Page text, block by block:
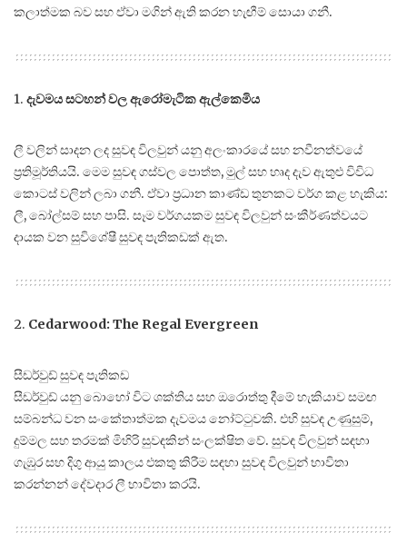
කලාත්මක බව සහ ඒවා මගින් ඇති කරන හැඟීම් සොයා ගනී.
1. දැවමය සටහන් වල ඇරෝමැටික ඇල්කෙමිය
ලී වලින් සාදන ලද සුවඳ විලවුන් යනු අලංකාරයේ සහ නවීනත්වයේ
ප්‍රතිමූර්තියයි. මෙම සුවඳ ගස්වල පොත්ත, මුල් සහ හෘද දැව ඇතුළු විවිධ
කොටස් වලින් ලබා ගනී. ඒවා ප්‍රධාන කාණ්ඩ තුනකට වර්ග කළ හැකිය:
ලී, බෝල්සම් සහ පාසි. සෑම වර්ගයකම සුවඳ විලවුන් සංකීර්ණත්වයට
දායක වන සුවිශේෂී සුවඳ පැතිකඩක් ඇත.
2. Cedarwood: The Regal Evergreen
සීඩර්වුඩ් සුවඳ පැතිකඩ
සීඩර්වුඩ් යනු බොහෝ විට ශක්තිය සහ ඔරොත්තු දීමේ හැකියාව සමඟ
සම්බන්ධ වන සංකේතාත්මක දැවමය නෝට්ටුවකි. එහි සුවඳ උණුසුම්,
දුම්මල සහ තරමක් මිහිරි සුවඳකින් සංලක්ෂිත වේ. සුවඳ විලවුන් සඳහා
ගැඹුර සහ දිගු ආයු කාලය එකතු කිරීම සඳහා සුවඳ විලවුන් භාවිතා
කරන්නන් දේවදාර ලී භාවිතා කරයි.